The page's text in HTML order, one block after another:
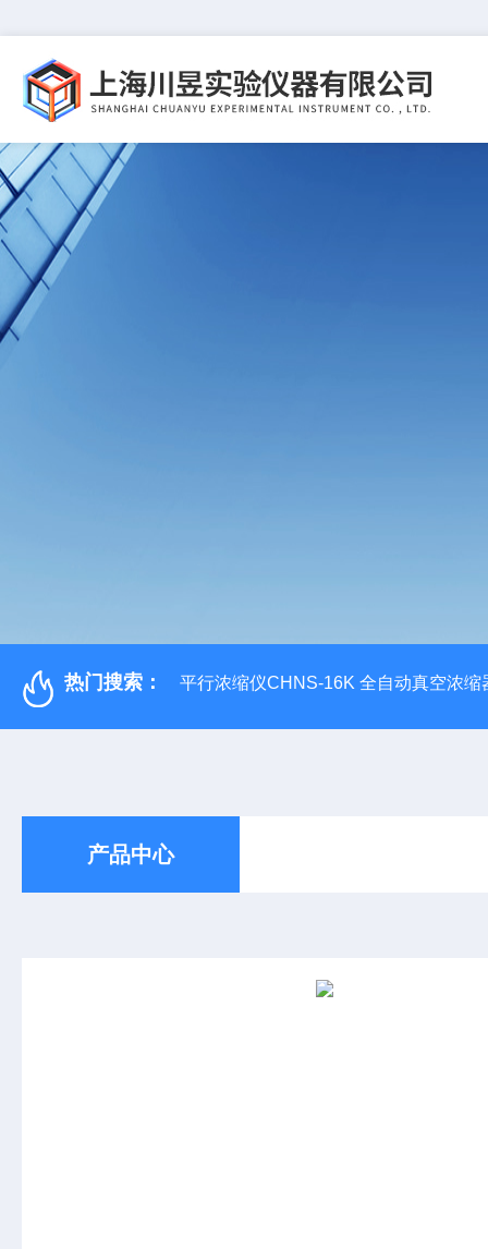
热门搜索： 平行浓缩仪CHNS-16K 全自动真空浓缩
产品中心